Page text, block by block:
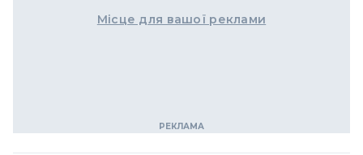
Місце для вашої реклами